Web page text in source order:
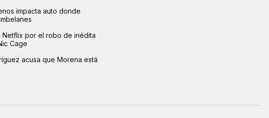
impacta auto donde
Netflix por el robo de inédita
Cage
acusa que Morena está